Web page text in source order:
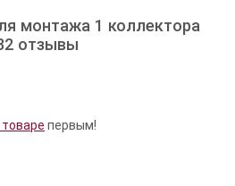
монтажа 1 коллектора
отзывы
первым!